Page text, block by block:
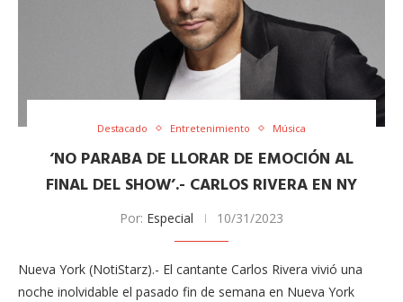
Destacado Entretenimiento Música
‘NO PARABA DE LLORAR DE EMOCIÓN AL
FINAL DEL SHOW’.- CARLOS RIVERA EN NY
Por: Especial 10/31/2023
Nueva York (NotiStarz).- El cantante Carlos Rivera vivió una
noche inolvidable el pasado fin de semana en Nueva York